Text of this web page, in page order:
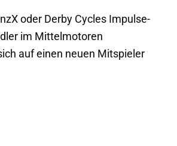
oder Derby Cycles Impulse-
im Mittelmotoren
auf einen neuen Mitspieler